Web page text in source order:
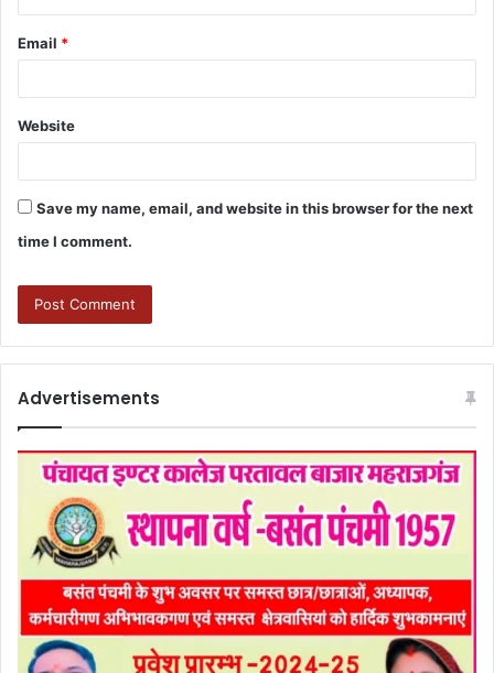
Email *
Website
Save my name, email, and website in this browser for the next
time I comment.
Advertisements